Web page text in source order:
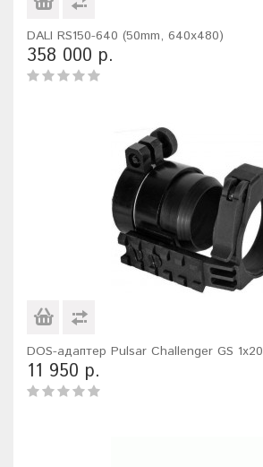
DALI RS150-640 (50mm, 640x480)
358 000 р.
DOS-адаптер Pulsar Challenger GS 1x20
11 950 р.